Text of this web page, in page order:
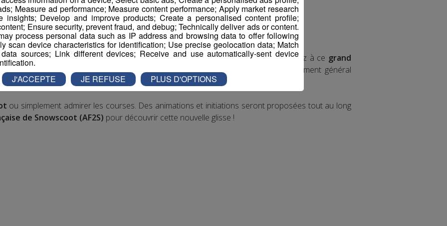
des Allobroges
repas convivial et derbyà la fermeture des pistes ! Inscrivez-vous et participez à ce grand
affronter en toute convivialité ! Un podium pour chaque épreuve et un classement général
ou simplement admirer les courses. Des animations et initiations seront proposées tout au long
de Snowscoot (AF2S) pour découvrir cette nouvelle glisse !
Measure ad performance; Measure content performance; Apply market research
insights; Develop and improve products; Create a personalised content profile;
Ensure security, prevent fraud, and debug; Technically deliver ads or content.
process personal data such as IP address and browsing data to offer following
scan device characteristics for identification; Use precise geolocation data; Match
sources; Link different devices; Receive and use automatically-sent device
J'ACCEPTE JE REFUSE PLUS D'OPTIONS